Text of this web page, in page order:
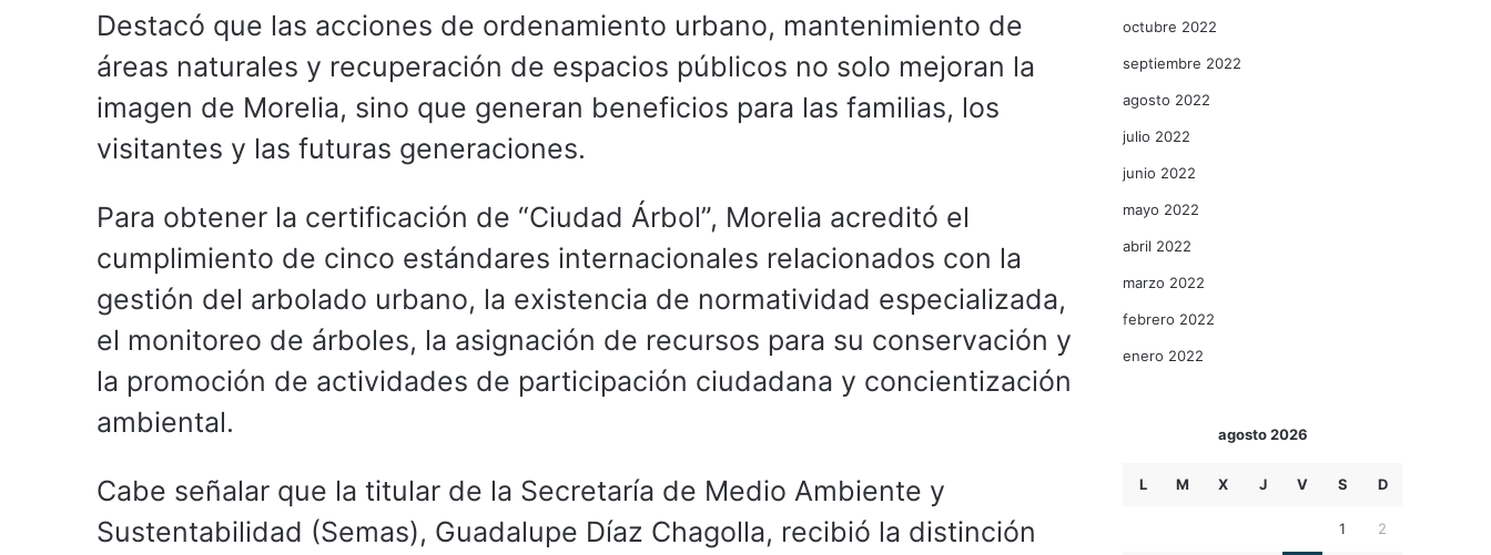
Destacó que las acciones de ordenamiento urbano, mantenimiento de
áreas naturales y recuperación de espacios públicos no solo mejoran la
imagen de Morelia, sino que generan beneficios para las familias, los
visitantes y las futuras generaciones.
Para obtener la certificación de “Ciudad Árbol”, Morelia acreditó el
cumplimiento de cinco estándares internacionales relacionados con la
gestión del arbolado urbano, la existencia de normatividad especializada,
el monitoreo de árboles, la asignación de recursos para su conservación y
la promoción de actividades de participación ciudadana y concientización
ambiental.
Cabe señalar que la titular de la Secretaría de Medio Ambiente y
Sustentabilidad (Semas), Guadalupe Díaz Chagolla, recibió la distinción
octubre 2022
septiembre 2022
agosto 2022
julio 2022
junio 2022
mayo 2022
abril 2022
marzo 2022
febrero 2022
enero 2022
agosto 2026
L M X J V S D
1 2